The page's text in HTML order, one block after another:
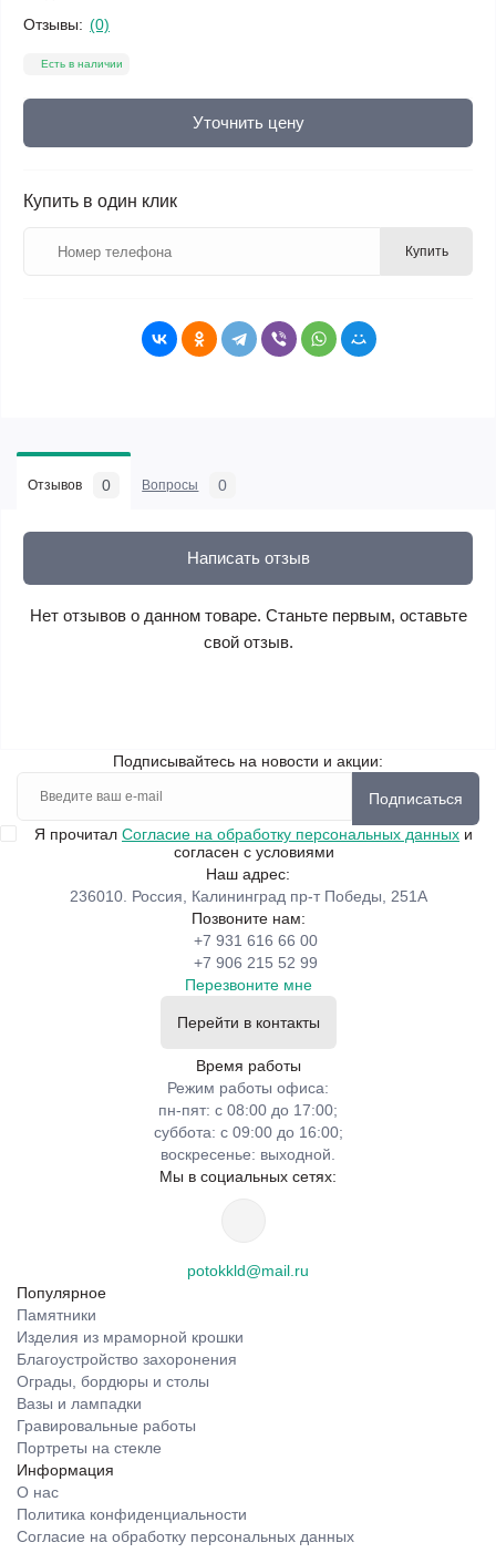
Отзывы: (0)
Есть в наличии
Уточнить цену
Купить в один клик
Купить
Отзывов 0 Вопросы 0
Написать отзыв
Нет отзывов о данном товаре. Станьте первым, оставьте
свой отзыв.
Подписывайтесь на новости и акции:
Подписаться
Я прочитал Согласие на обработку персональных данных и
согласен с условиями
Наш адрес:
236010. Россия, Калининград пр-т Победы, 251А
Позвоните нам:
+7 931 616 66 00
+7 906 215 52 99
Перезвоните мне
Перейти в контакты
Время работы
Режим работы офиса:
пн-пят: с 08:00 до 17:00;
суббота: с 09:00 до 16:00;
воскресенье: выходной.
Мы в социальных сетях:
potokkld@mail.ru
Популярное
Памятники
Изделия из мраморной крошки
Благоустройство захоронения
Ограды, бордюры и столы
Вазы и лампадки
Гравировальные работы
Портреты на стекле
Информация
О нас
Политика конфиденциальности
Согласие на обработку персональных данных